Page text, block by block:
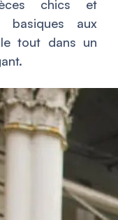
chics et
basiques aux
tout dans un